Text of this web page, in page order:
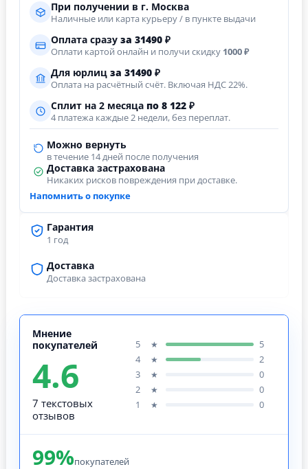
Гарантия
1 год
Доставка
Доставка застрахована
При получении в г. Москва
Наличные или карта курьеру / в пункте выдачи
Оплата сразу за 31490 ₽
Оплати картой онлайн и получи скидку 1000 ₽
Для юрлиц за 31490 ₽
Оплата на расчётный счёт. Включая НДС 22%.
Сплит на 2 месяца по 8 122 ₽
4 платежа каждые 2 недели, без переплат.
Можно вернуть
в течение 14 дней после получения
Доставка застрахована
Никаких рисков повреждения при доставке.
Напомнить о покупке
Мнение
покупателей
4.6
7 текстовых
отзывов
5 ★
5
4
★
2
3
★
0
2
★
0
1
★ 0
99%покупателей